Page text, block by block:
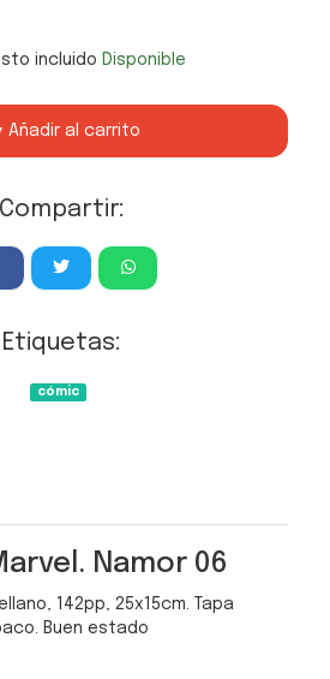
incluido Disponible
Añadir al carrito
Compartir:
Etiquetas:
cómic
Namor 06
142pp, 25x15cm. Tapa
Buen estado